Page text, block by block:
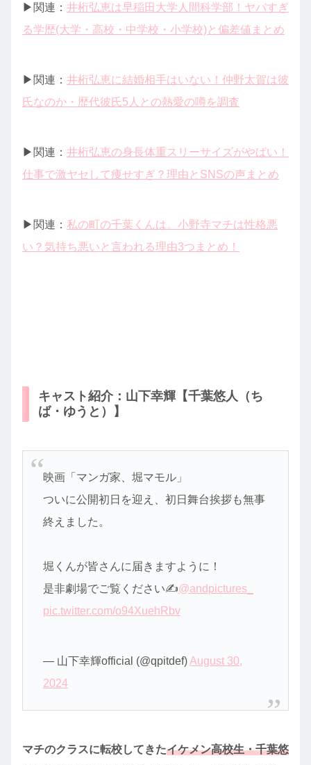
▶︎関連： 井桁弘恵は早稲田大学人間科学部！ヤバすぎ
る学歴(大学・高校・中学校・小学校)と偏差値まとめ
▶︎関連： 井桁弘恵に結婚相手はいない！仲野太賀は彼
氏なのか・歴代彼氏5人との熱愛の噂を調査
▶︎関連： 井桁弘恵の身長体重スリーサイズがやばい！
仕事で激ヤセして痩せすぎ？理由とSNSの声まとめ
▶︎関連： 私の町の千葉くんは。小野寺マチは性格悪
い？気持ち悪いと言われる理由3つまとめ！
キャスト紹介：山下幸輝【千葉悠人（ち
ば・ゆうと）】
映画「マンガ家、堀マモル」
ついに公開初日を迎え、初日舞台挨拶も無事
終えました。
堀くんが皆さんに届きますように！
是非劇場でご覧ください✍️@andpictures_
pic.twitter.com/o94XuehRbv
— 山下幸輝official (@qpitdef)August 30,
2024
マチのクラスに転校してきたイケメン高校生・千葉悠